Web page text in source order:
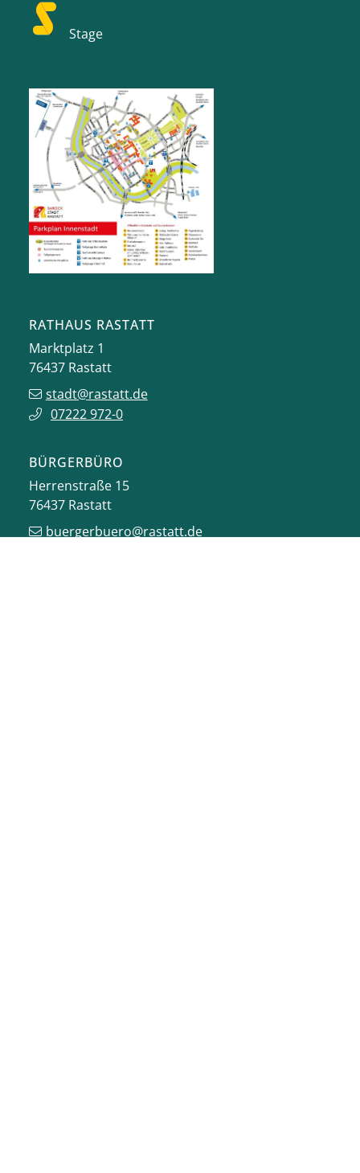
Stage
RATHAUS RASTATT
Marktplatz 1
76437 Rastatt
stadt@rastatt.de
07222 972-0
BÜRGERBÜRO
Herrenstraße 15
76437 Rastatt
buergerbuero@rastatt.de